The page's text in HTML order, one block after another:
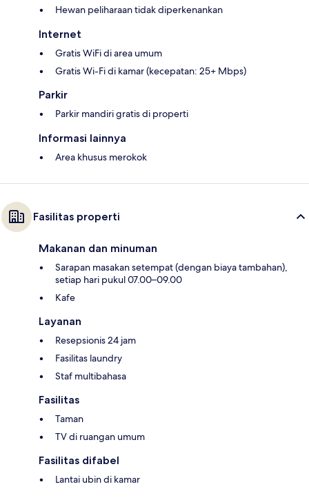
Hewan peliharaan tidak diperkenankan
Internet
Gratis WiFi di area umum
Gratis Wi-Fi di kamar (kecepatan: 25+ Mbps)
Parkir
Parkir mandiri gratis di properti
Informasi lainnya
Area khusus merokok
Fasilitas properti
Makanan dan minuman
Sarapan masakan setempat (dengan biaya tambahan),
setiap hari pukul 07.00–09.00
Kafe
Layanan
Resepsionis 24 jam
Fasilitas laundry
Staf multibahasa
Fasilitas
Taman
TV di ruangan umum
Fasilitas difabel
Lantai ubin di kamar